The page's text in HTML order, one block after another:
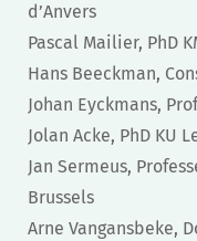
d’Anvers
Pascal Mailier, PhD
Hans Beeckman,
Johan Eyckmans,
Jolan Acke, PhD KU
Jan Sermeus,
Brussels
Arne Vangansbeke,